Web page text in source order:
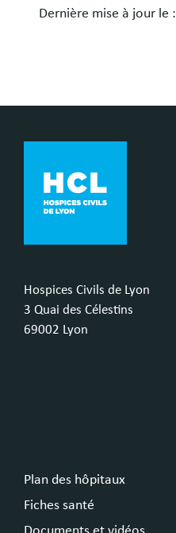
Dernière mise à jour le :
Hospices Civils de Lyon
3 Quai des Célestins
69002 Lyon
Plan des hôpitaux
Fiches santé